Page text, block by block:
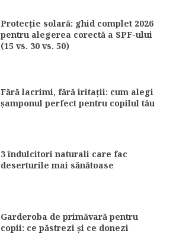
Protecție solară: ghid complet 2026
pentru alegerea corectă a SPF-ului
(15 vs. 30 vs. 50)
Fără lacrimi, fără iritații: cum alegi
șamponul perfect pentru copilul tău
3 îndulcitori naturali care fac
deserturile mai sănătoase
Garderoba de primăvară pentru
copii: ce păstrezi și ce donezi